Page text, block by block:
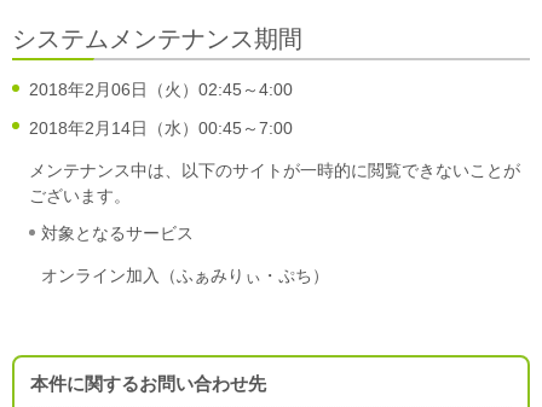
システムメンテナンス期間
2018年2月06日（火）02:45～4:00
2018年2月14日（水）00:45～7:00
メンテナンス中は、以下のサイトが一時的に閲覧できないことが
ございます。
対象となるサービス
オンライン加入（ふぁみりぃ・ぷち）
本件に関するお問い合わせ先